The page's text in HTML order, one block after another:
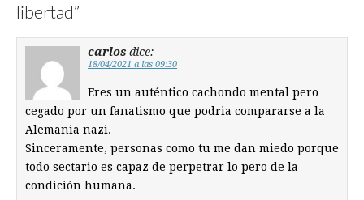
libertad”
carlos dice:
18/04/2021 a las 09:30
Eres un auténtico cachondo mental pero
cegado por un fanatismo que podria compararse a la
Alemania nazi.
Sinceramente, personas como tu me dan miedo porque
todo sectario es capaz de perpetrar lo pero de la
condición humana.